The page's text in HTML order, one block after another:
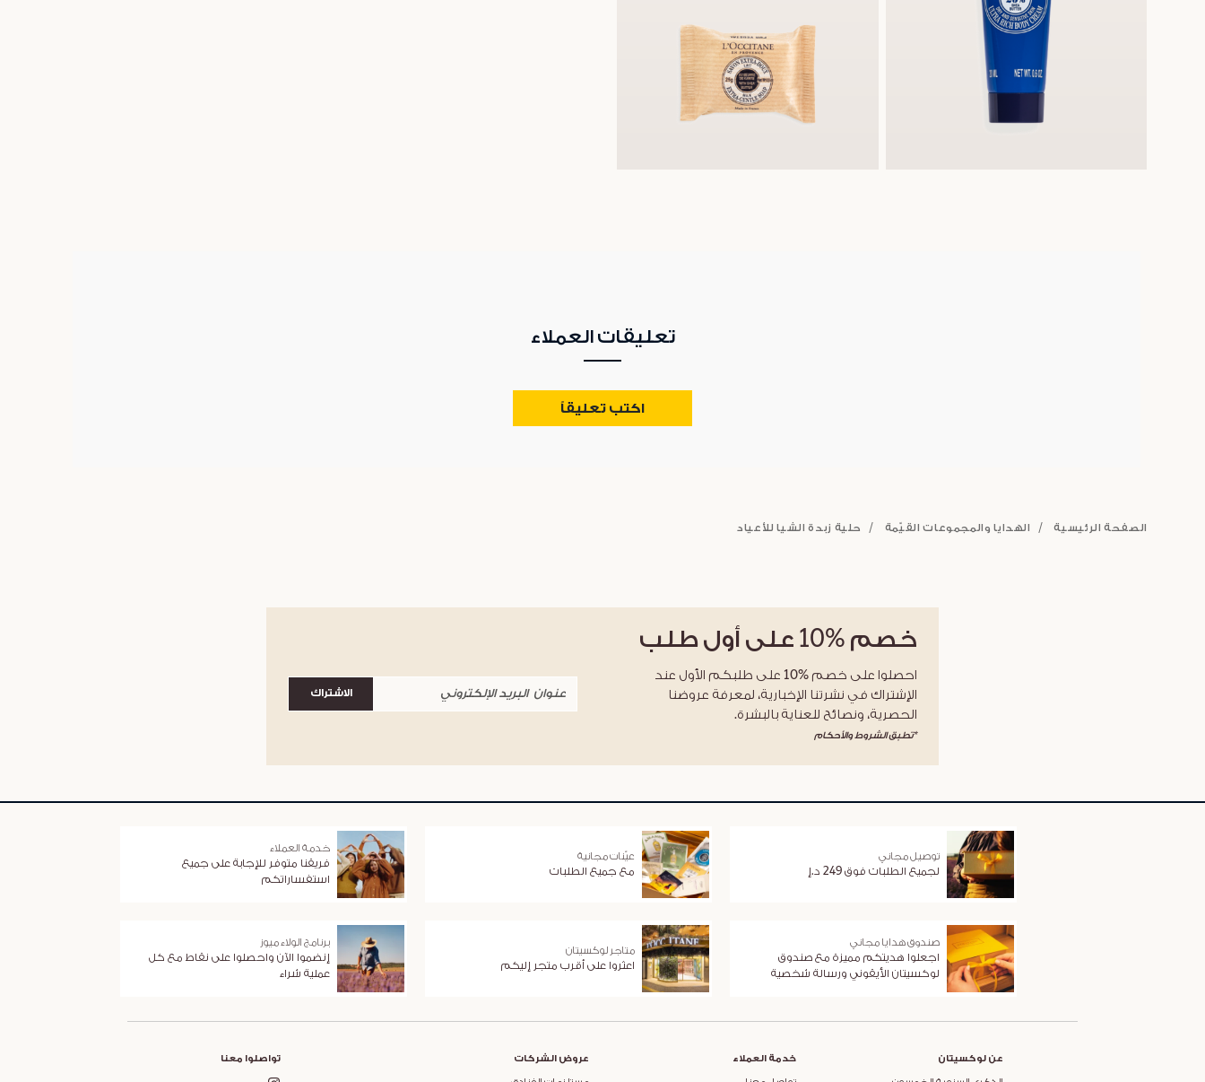
تعليقات العملاء
اكتب تعليقاً
الصفحة الرئيسية الهدايا والمجموعات القيّمة حلية زبدة الشيا للأعياد
خصم %10 على أول طلب
احصلوا على خصم %10 على طلبكم الأول عند
الإشتراك في نشرتنا الإخبارية، لمعرفة عروضنا
الحصرية، ونصائح للعناية بالبشرة.
*تطبق الشروط والأحكام
الاشتراك
توصيل مجاني
لجميع الطلبات فوق 249 د.إ
عيّنات مجانية
مع جميع الطلبات
خدمة العملاء
فريقنا متوفر للإجابة على جميع
استفساراتكم
صندوق هدايا مجاني
اجعلوا هديتكم مميزة مع صندوق
لوكسيتان الأيقوني ورسالة شخصية
متاجر لوكسيتان
اعثروا على أقرب متجر إليكم
برنامج الولاء ميوز
إنضموا الآن واحصلوا على نقاط مع كل
عملية شراء
عن لوكسيتان خدمة العملاء عروض الشركات تواصلوا معنا